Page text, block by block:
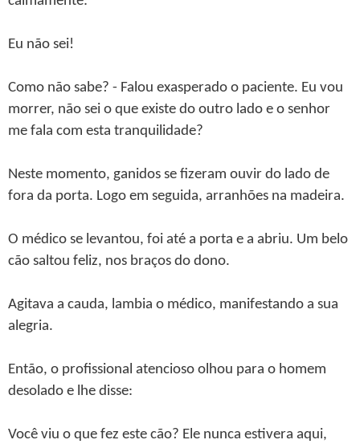
Eu não sei!
Como não sabe? - Falou exasperado o paciente. Eu vou
morrer, não sei o que existe do outro lado e o senhor
me fala com esta tranquilidade?
Neste momento, ganidos se fizeram ouvir do lado de
fora da porta. Logo em seguida, arranhões na madeira.
O médico se levantou, foi até a porta e a abriu. Um belo
cão saltou feliz, nos braços do dono.
Agitava a cauda, lambia o médico, manifestando a sua
alegria.
Então, o profissional atencioso olhou para o homem
desolado e lhe disse:
Você viu o que fez este cão? Ele nunca estivera aqui,